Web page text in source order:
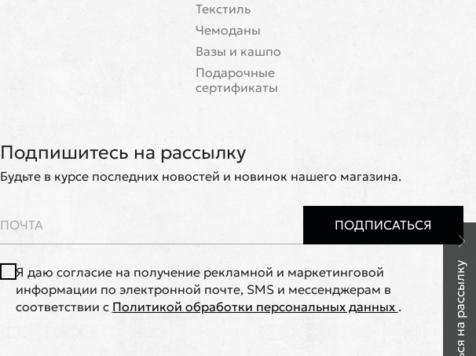
Текстиль
Чемоданы
Вазы и кашпо
Подарочные
сертификаты
Подпишитесь на рассылку
Будьте в курсе последних новостей и новинок нашего магазина.
ПОДПИСАТЬСЯ
Я даю согласие на получение рекламной и маркетинговой
информации по электронной почте, SMS и мессенджерам в
соответствии с Политикой обработки персональных данных .